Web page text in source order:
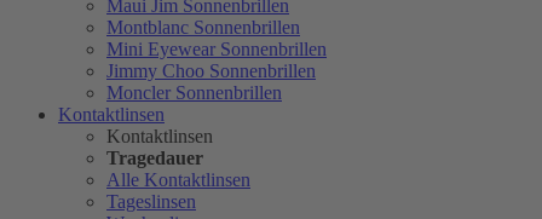
Maui Jim Sonnenbrillen
Montblanc Sonnenbrillen
Mini Eyewear Sonnenbrillen
Jimmy Choo Sonnenbrillen
Moncler Sonnenbrillen
Kontaktlinsen
Kontaktlinsen
Tragedauer
Alle Kontaktlinsen
Tageslinsen